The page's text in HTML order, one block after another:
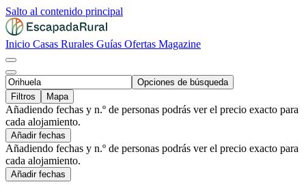
Salto al contenido principal
Inicio Casas Rurales Guías Ofertas Magazine
Opciones de búsqueda
Filtros
Mapa
Añadiendo fechas y n.º de personas podrás ver el precio exacto para
cada alojamiento.
Añadir fechas
Añadiendo fechas y n.º de personas podrás ver el precio exacto para
cada alojamiento.
Añadir fechas